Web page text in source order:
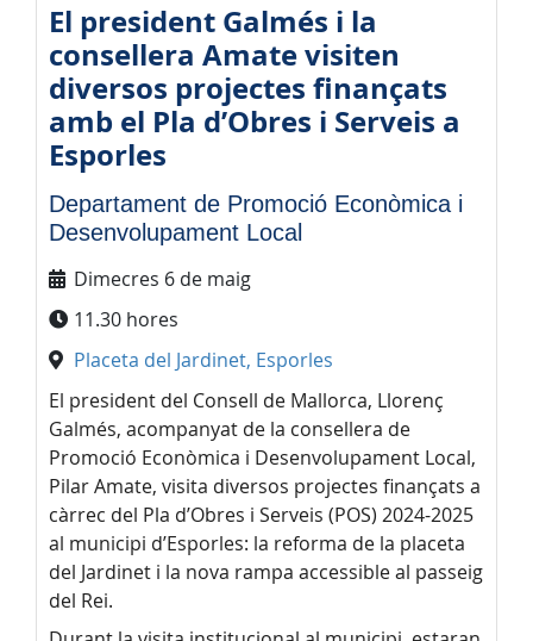
El president Galmés i la
consellera Amate visiten
diversos projectes finançats
amb el Pla d’Obres i Serveis a
Esporles
Departament de Promoció Econòmica i
Desenvolupament Local
Dimecres 6 de maig
11.30 hores
Placeta del Jardinet, Esporles
El president del Consell de Mallorca, Llorenç
Galmés, acompanyat de la consellera de
Promoció Econòmica i Desenvolupament Local,
Pilar Amate, visita diversos projectes finançats a
càrrec del Pla d’Obres i Serveis (POS) 2024-2025
al municipi d’Esporles: la reforma de la placeta
del Jardinet i la nova rampa accessible al passeig
del Rei.